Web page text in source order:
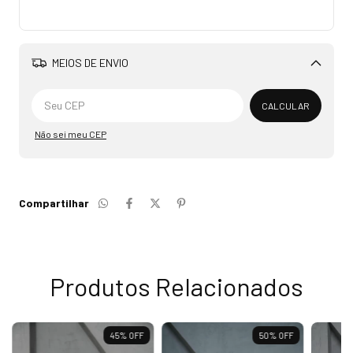
MEIOS DE ENVIO
Alterar CEP
CALCULAR
Não sei meu CEP
Compartilhar
Produtos Relacionados
45% OFF 50% OFF